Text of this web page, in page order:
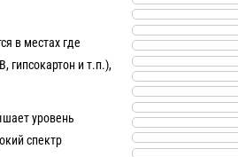
в местах где
гипсокартон и т.п.),
уровень
спектр